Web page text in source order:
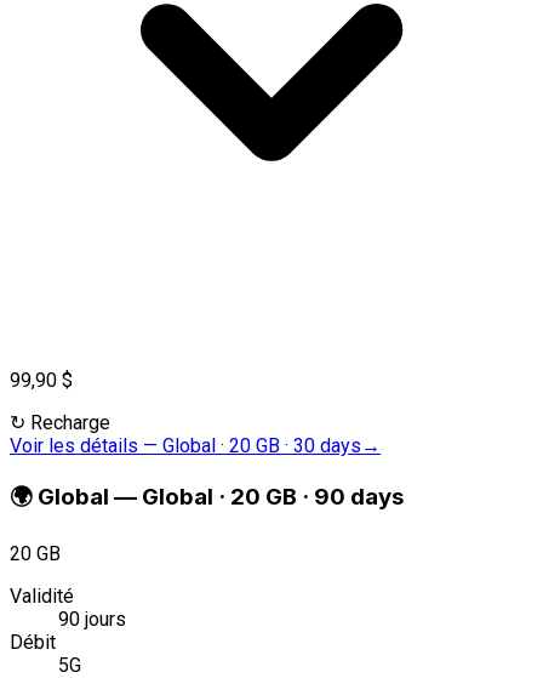
99,90 $
↻ Recharge
Voir les détails — Global · 20 GB · 30 days →
🌍 Global — Global · 20 GB · 90 days
20 GB
Validité
90 jours
Débit
5G